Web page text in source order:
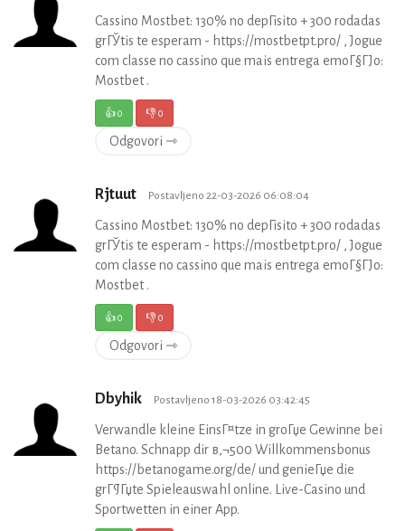
Cassino Mostbet: 130% no depГіsito + 300 rodadas
grГЎtis te esperam - https://mostbetpt.pro/ , Jogue
com classe no cassino que mais entrega emoГ§ГЈo:
Mostbet .
👍0 👎0
Odgovori ⇾
Rjtuut Postavljeno 22-03-2026 06:08:04
Cassino Mostbet: 130% no depГіsito + 300 rodadas
grГЎtis te esperam - https://mostbetpt.pro/ , Jogue
com classe no cassino que mais entrega emoГ§ГЈo:
Mostbet .
👍0 👎0
Odgovori ⇾
Dbyhik Postavljeno 18-03-2026 03:42:45
Verwandle kleine EinsГ¤tze in groГџe Gewinne bei
Betano. Schnapp dir в‚¬500 Willkommensbonus
https://betanogame.org/de/ und genieГџe die
grГ¶Гџte Spieleauswahl online. Live-Casino und
Sportwetten in einer App.